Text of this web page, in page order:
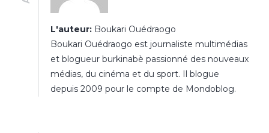
L'auteur: Boukari Ouédraogo
Boukari Ouédraogo est journaliste multimédias
et blogueur burkinabè passionné des nouveaux
médias, du cinéma et du sport. Il blogue
depuis 2009 pour le compte de Mondoblog.